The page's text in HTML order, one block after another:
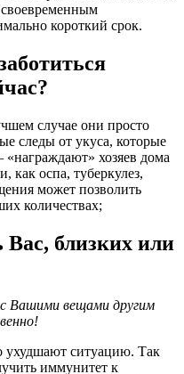
своевременным
короткий срок.
случае они просто
следы от укуса, которые
хозяев дома
как оспа, туберкулез,
может позволить
количествах;
близких или
Вашими вещами другим
ухудшают ситуацию. Так
иммунитет к